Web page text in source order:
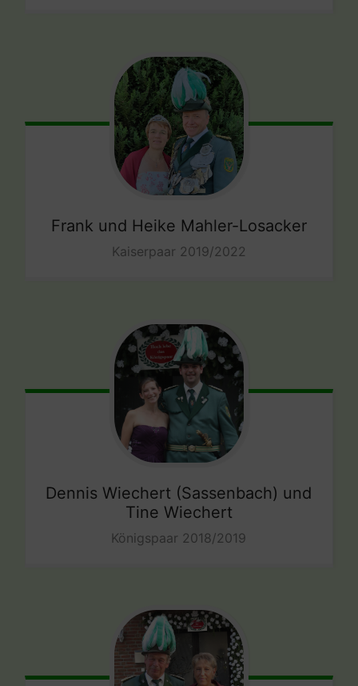
Frank und Heike Mahler-Losacker
Kaiserpaar 2019/2022
Dennis Wiechert (Sassenbach) und
Tine Wiechert
Königspaar 2018/2019